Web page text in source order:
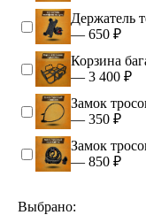
Держатель
— 650 ₽
Корзина
— 3 400 ₽
Замок
— 350 ₽
Замок
— 850 ₽
Выбрано: